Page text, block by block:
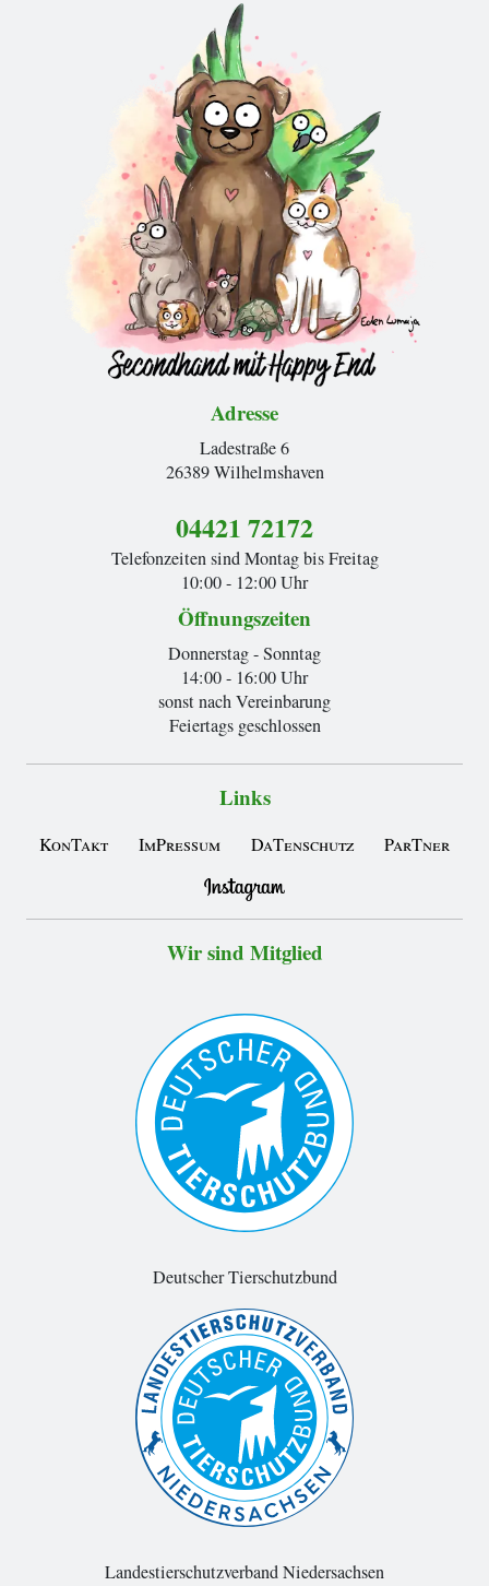
Adresse
Ladestraße 6
26389 Wilhelmshaven
04421 72172
Telefonzeiten sind Montag bis Freitag
10:00 - 12:00 Uhr
Öffnungszeiten
Donnerstag - Sonntag
14:00 - 16:00 Uhr
sonst nach Vereinbarung
Feiertags geschlossen
Links
KonTakt ImPressum DaTenschutz ParTner
Wir sind Mitglied
Deutscher Tierschutzbund
Landestierschutzverband Niedersachsen